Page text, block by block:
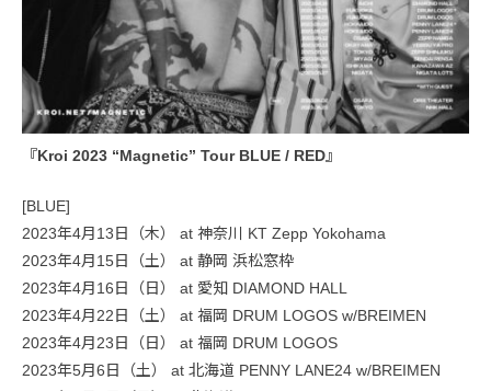
『Kroi 2023 “Magnetic” Tour BLUE / RED』
[BLUE]
2023年4月13日（木） at 神奈川 KT Zepp Yokohama
2023年4月15日（土） at 静岡 浜松窓枠
2023年4月16日（日） at 愛知 DIAMOND HALL
2023年4月22日（土） at 福岡 DRUM LOGOS w/BREIMEN
2023年4月23日（日） at 福岡 DRUM LOGOS
2023年5月6日（土） at 北海道 PENNY LANE24 w/BREIMEN